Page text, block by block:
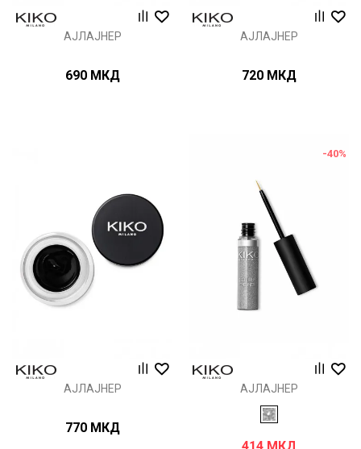
АЈЛАЈНЕР
690 МКД
АЈЛАЈНЕР
720 МКД
АЈЛАЈНЕР
770 МКД
-40%
АЈЛАЈНЕР